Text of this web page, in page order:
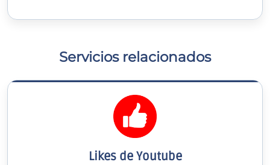
Servicios relacionados
Likes de Youtube